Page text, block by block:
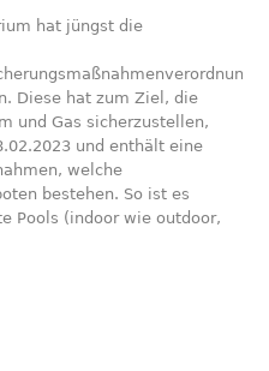
hat jüngst die
Diese hat zum Ziel, die
und Gas sicherzustellen,
und enthält eine
welche
bestehen. So ist es
Pools (indoor wie outdoor,